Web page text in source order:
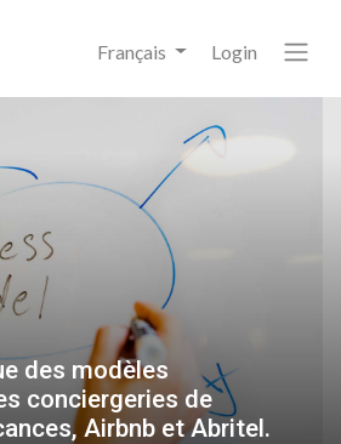
Français Login
des modèles
conciergeries de
Airbnb et Abritel.